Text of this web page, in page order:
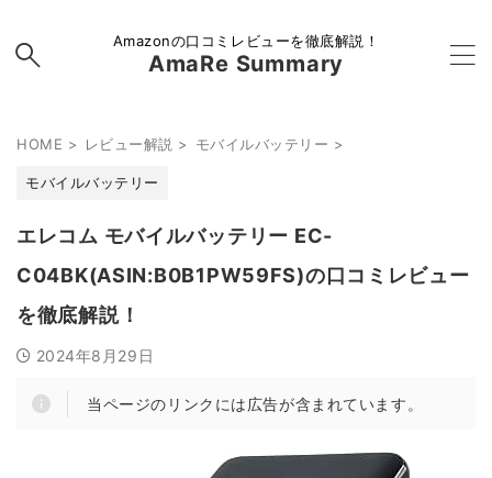
Amazonの口コミレビューを徹底解説！
AmaRe Summary
HOME > レビュー解説 > モバイルバッテリー >
モバイルバッテリー
エレコム モバイルバッテリー EC-
C04BK(ASIN:B0B1PW59FS)の口コミレビュー
を徹底解説！
2024年8月29日
当ページのリンクには広告が含まれています。